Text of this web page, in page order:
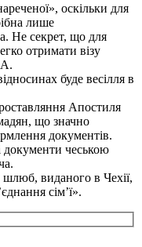
оскільки для
лише
Не секрет, що для
отримати візу
буде весілля в
Апостиля
що значно
документів.
документи чеською
виданого в Чехії,
сім’ї».